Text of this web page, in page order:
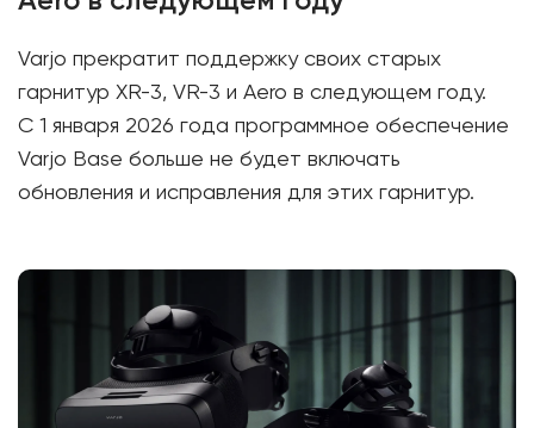
Varjo прекратит поддержку своих старых
гарнитур XR-3, VR-3 и Aero в следующем году.
С 1 января 2026 года программное обеспечение
Varjo Base больше не будет включать
обновления и исправления для этих гарнитур.